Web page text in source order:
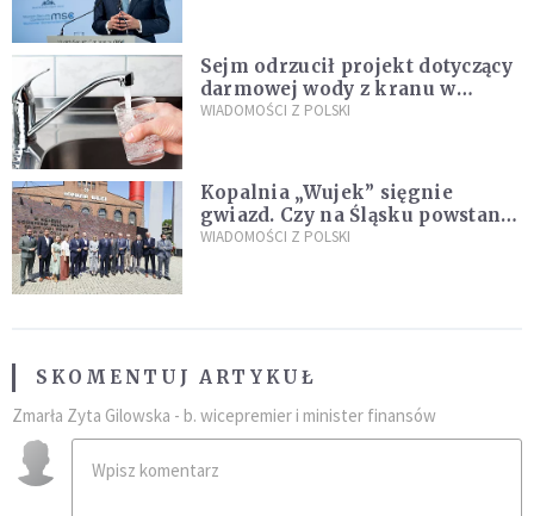
Sejm odrzucił projekt dotyczący
darmowej wody z kranu w
restauracjach
WIADOMOŚCI Z POLSKI
Kopalnia „Wujek” sięgnie
gwiazd. Czy na Śląsku powstanie
„Dolina Krzemowa”?
WIADOMOŚCI Z POLSKI
SKOMENTUJ ARTYKUŁ
Zmarła Zyta Gilowska - b. wicepremier i minister finansów